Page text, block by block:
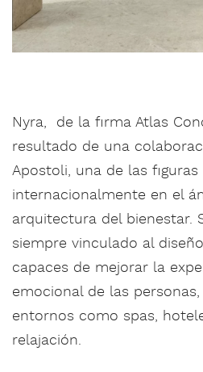
Nyra, de la firma Atlas
resultado de una
Apostoli, una de las
internacionalmente en el
arquitectura del bienestar.
siempre vinculado al
capaces de mejorar la
emocional de las
entornos como spas,
relajación.